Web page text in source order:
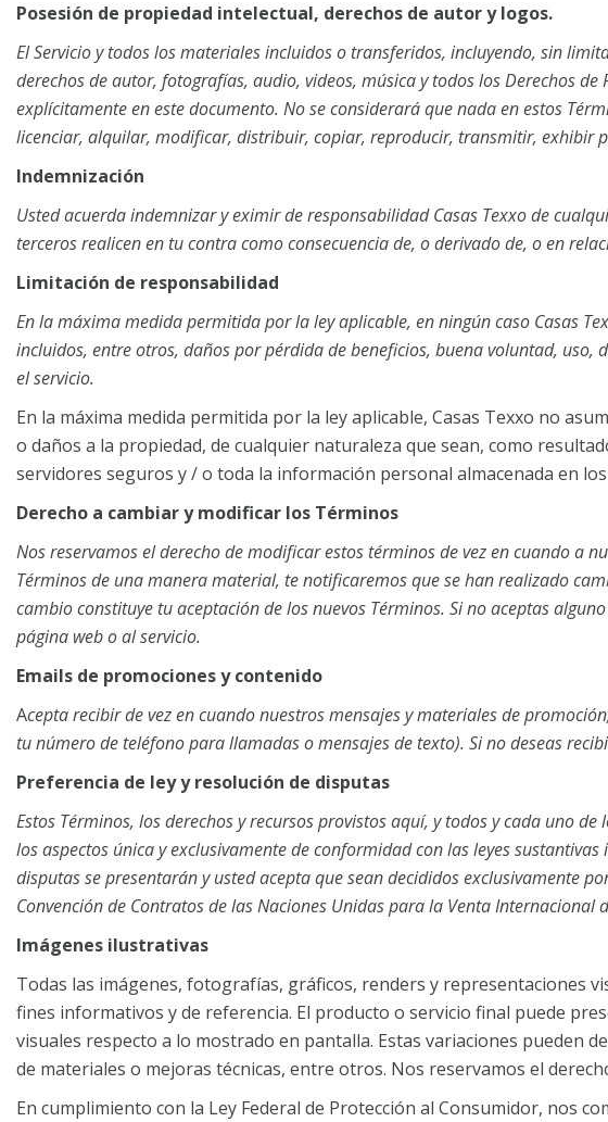
Posesión de propiedad intelectual, derechos de autor y logos.
El Servicio y todos los materiales incluidos o transferidos, incluyendo, sin
derechos de autor, fotografías, audio, videos, música y todos los Derechos
explícitamente en este documento. No se considerará que nada en estos
licenciar, alquilar, modificar, distribuir, copiar, reproducir, transmitir, exhibir
Indemnización
Usted acuerda indemnizar y eximir de responsabilidadCasas Texxode
terceros realicen en tu contra como consecuencia de, o derivado de, o en
Limitación de responsabilidad
En la máxima medida permitida por la ley aplicable, en ningún caso Casas
incluidos, entre otros, daños por pérdida de beneficios, buena voluntad,
el servicio.
En la máxima medida permitida por la ley aplicable, Casas Texxo no
o daños a la propiedad, de cualquier naturaleza que sean, como
servidores seguros y / o toda la información personal almacenada en
Derecho a cambiar y modificar los Términos
Nos reservamos el derecho de modificar estos términos de vez en cuando a
Términos de una manera material, te notificaremos que se han realizado
cambio constituye tu aceptación de los nuevos Términos. Si no aceptas
página web o al servicio.
Emails de promociones y contenido
Acepta recibir de vez en cuando nuestros mensajes y materiales de
tu número de teléfono para llamadas o mensajes de texto). Si no deseas
Preferencia de ley y resolución de disputas
Estos Términos, los derechos y recursos provistos aquí, y todos y cada uno
los aspectos única y exclusivamente de conformidad con las leyes
disputas se presentarán y usted acepta que sean decididos exclusivamente
Convención de Contratos de las Naciones Unidas para la Venta Internacional
Imágenes ilustrativas
Todas las imágenes, fotografías, gráficos, renders y representaciones
fines informativos y de referencia. El producto o servicio final puede
visuales respecto a lo mostrado en pantalla. Estas variaciones pueden
de materiales o mejoras técnicas, entre otros. Nos reservamos el
En cumplimiento con la Ley Federal de Protección al Consumidor, nos